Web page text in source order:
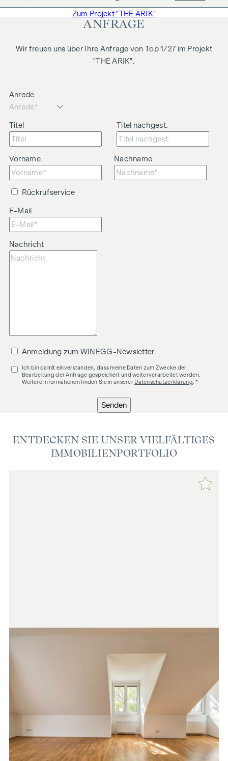
Zum Projekt "THE ARIK"
ANFRAGE
Wir freuen uns über Ihre Anfrage von Top 1/27 im Projekt
"THE ARIK".
Anrede
Titel Titel nachgest.
Vorname Nachname
Rückrufservice
E-Mail
Nachricht
Anmeldung zum WINEGG-Newsletter
Ich bin damit einverstanden, dass meine Daten zum Zwecke der
Bearbeitung der Anfrage gespeichert und weiterverarbeitet werden.
Weitere Informationen finden Sie in unserer Datenschutzerklärung. *
Senden
ENTDECKEN SIE UNSER VIELFÄLTIGES
IMMOBILIENPORTFOLIO